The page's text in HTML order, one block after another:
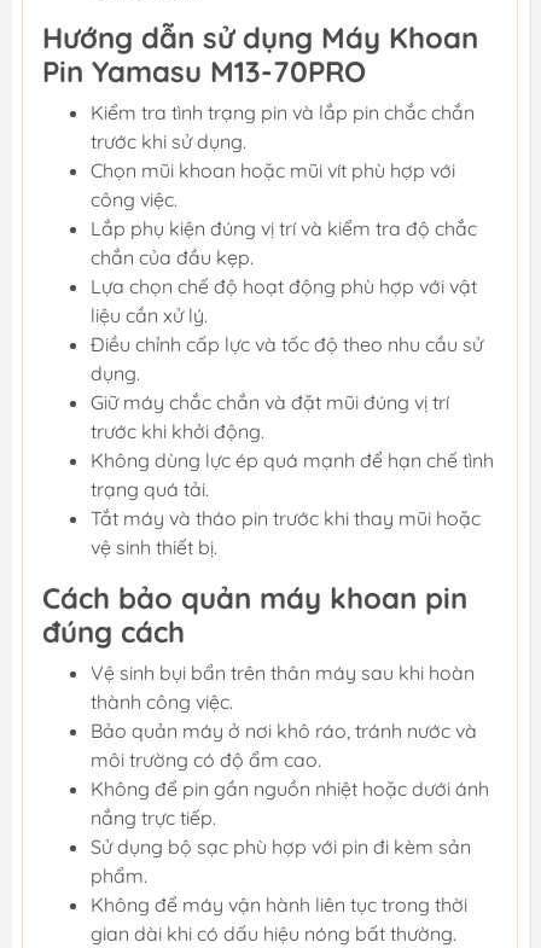
Hướng dẫn sử dụng Máy Khoan
Pin Yamasu M13-70PRO
Kiểm tra tình trạng pin và lắp pin chắc chắn
trước khi sử dụng.
Chọn mũi khoan hoặc mũi vít phù hợp với
công việc.
Lắp phụ kiện đúng vị trí và kiểm tra độ chắc
chắn của đầu kẹp.
Lựa chọn chế độ hoạt động phù hợp với vật
liệu cần xử lý.
Điều chỉnh cấp lực và tốc độ theo nhu cầu sử
dụng.
Giữ máy chắc chắn và đặt mũi đúng vị trí
trước khi khởi động.
Không dùng lực ép quá mạnh để hạn chế tình
trạng quá tải.
Tắt máy và tháo pin trước khi thay mũi hoặc
vệ sinh thiết bị.
Cách bảo quản máy khoan pin
đúng cách
Vệ sinh bụi bẩn trên thân máy sau khi hoàn
thành công việc.
Bảo quản máy ở nơi khô ráo, tránh nước và
môi trường có độ ẩm cao.
Không để pin gần nguồn nhiệt hoặc dưới ánh
nắng trực tiếp.
Sử dụng bộ sạc phù hợp với pin đi kèm sản
phẩm.
Không để máy vận hành liên tục trong thời
gian dài khi có dấu hiệu nóng bất thường.